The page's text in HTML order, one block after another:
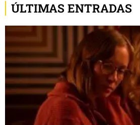
ÚLTIMAS ENTRADAS